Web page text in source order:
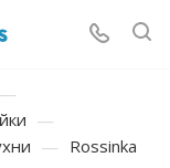
—
—
— Rossinka